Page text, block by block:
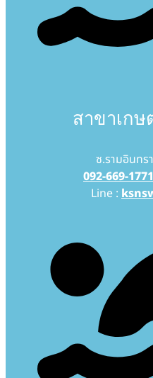
สาขาเก
ซ.รามอินทร
092-669-1771
Line :